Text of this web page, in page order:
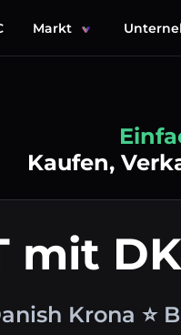
Markt
Kaufen,
mit
Krona ⭐